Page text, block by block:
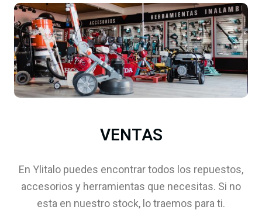
VENTAS
En Ylitalo puedes encontrar todos los repuestos,
accesorios y herramientas que necesitas. Si no
esta en nuestro stock, lo traemos para ti.